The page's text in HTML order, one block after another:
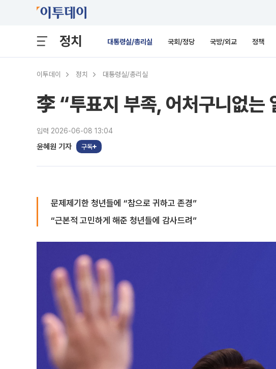
정치 대통령실/총리실 국회/정당 국방/외교 정책
이투데이 정치 대통령실/총리실
李 “투표지 부족, 어처구니없는
입력 2026-06-08 13:04
윤혜원 기자 구독
문제제기한 청년들에 “참으로 귀하고 존경”
“근본적 고민하게 해준 청년들에 감사드려”